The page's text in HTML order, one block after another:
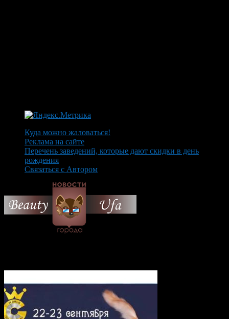
Куда можно жаловаться!
Реклама на сайте
Перечень заведений, которые дают скидки в день
рождения
Связаться с Автором